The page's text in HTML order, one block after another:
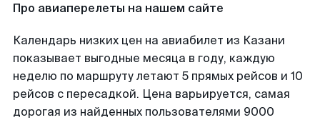
Про авиаперелеты на нашем сайте
Календарь низких цен на авиабилет из Казани
показывает выгодные месяца в году, каждую
неделю по маршруту летают 5 прямых рейсов и 10
рейсов с пересадкой. Цена варьируется, самая
дорогая из найденных пользователями 9000